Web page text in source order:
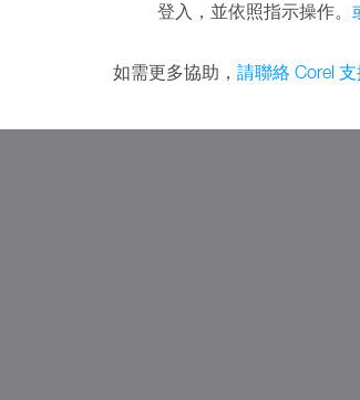
登入，並依照指示操作。
如需更多協助， 請聯絡 Corel 支